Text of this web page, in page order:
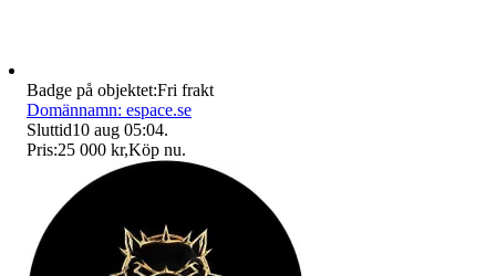
Badge på objektet:Fri frakt
Domännamn: espace.se
Sluttid10 aug 05:04.
Pris:25 000 kr,Köp nu.